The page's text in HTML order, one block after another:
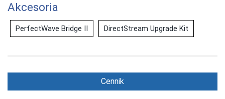
Akcesoria
PerfectWave Bridge II DirectStream Upgrade Kit
Cennik